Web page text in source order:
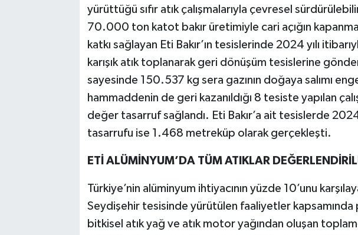
yürüttüğü sıfır atık çalışmalarıyla çevresel
70.000 ton katot bakır üretimiyle cari açığın
katkı sağlayan Eti Bakır’ın tesislerinde 2024 yılı
karışık atık toplanarak geri dönüşüm tesislerine
sayesinde 150.537 kg sera gazının doğaya salımı
hammaddenin de geri kazanıldığı 8 tesiste yapılan
değer tasarruf sağlandı. Eti Bakır’a ait tesislerde
tasarrufu ise 1.468 metreküp olarak gerçekleşti.
ETİ ALÜMİNYUM’DA TÜM ATIKLAR
Türkiye’nin alüminyum ihtiyacının yüzde 10’unu
Seydişehir tesisinde yürütülen faaliyetler kapsamında
bitkisel atık yağ ve atık motor yağından oluşan